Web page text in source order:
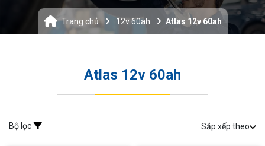
Trang chủ 12v 60ah Atlas 12v 60ah
Atlas 12v 60ah
Bộ lọc Sắp xếp theo